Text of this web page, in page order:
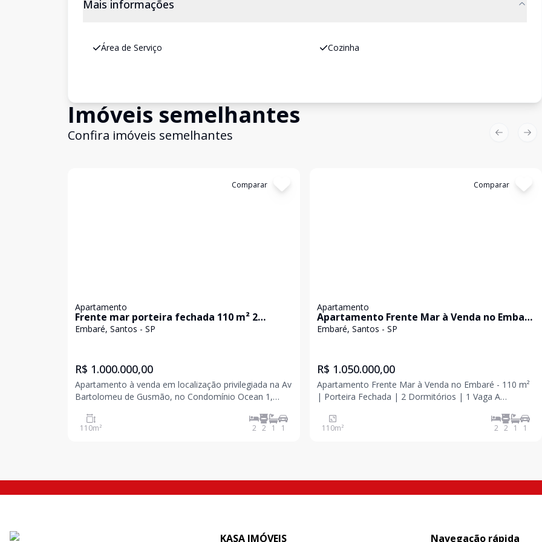
Mais informações
Área de Serviço Cozinha
Imóveis semelhantes
Confira imóveis semelhantes
Comparar
Apartamento
Frente mar porteira fechada 110 m² 2
dormitórios suíte andar alto pronto para
Embaré, Santos - SP
R$ 1.000.000,00
Apartamento à venda em localização privilegiada na Av
Bartolomeu de Gusmão, no Condomínio Ocean 1,
excelente padrão de acabamento Imóvel com 110,63
m² de área total, muito bem distribuído, ideal para
110m² 2 2 1 1
Comparar
Apartamento
Apartamento Frente Mar à Venda no Embaré
- 110 m² | Porteira Fechada | 2 Dormitórios |
Embaré, Santos - SP
R$ 1.050.000,00
Apartamento Frente Mar à Venda no Embaré - 110 m²
| Porteira Fechada | 2 Dormitórios | 1 Vaga A
dos bairros mais valorizados de Santos! Este excelente
apartamento, localizado no Embaré, oferece
110m² 2 2 1 1
Previous
KASA IMÓVEIS Navegação rápida